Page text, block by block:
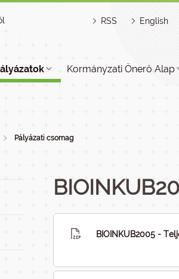
RSS English
Kormányzati Önerő Alap
Pályázati csomag
BIOINKUB2005 -